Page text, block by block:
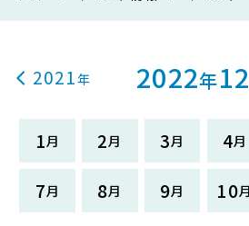
2021 2022年12
1 2 3 4
7
8 9 10